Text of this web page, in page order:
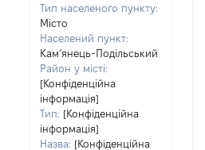
Тип населеного пункту:
Місто
Населений пункт:
Кам’янець-Подільський
Район у місті:
[Конфіденційна
інформація]
Тип: [Конфіденційна
інформація]
Назва: [Конфіденційна